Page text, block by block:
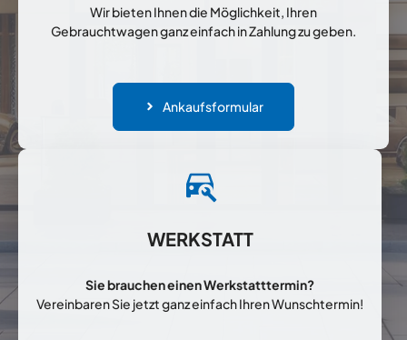
Wir bieten Ihnen die Möglichkeit, Ihren
Gebrauchtwagen ganz einfach in Zahlung zu geben.
Ankaufsformular
WERKSTATT
Sie brauchen einen Werkstatttermin?
Vereinbaren Sie jetzt ganz einfach Ihren Wunschtermin!